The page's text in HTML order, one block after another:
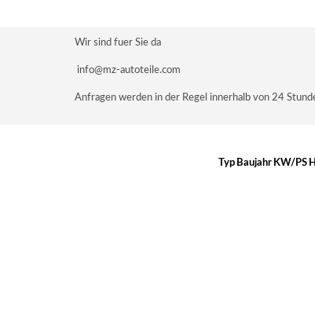
Wir sind fuer Sie da
info@mz-autoteile.com
Anfragen werden in der Regel innerhalb von 24
Typ Baujahr KW/PS